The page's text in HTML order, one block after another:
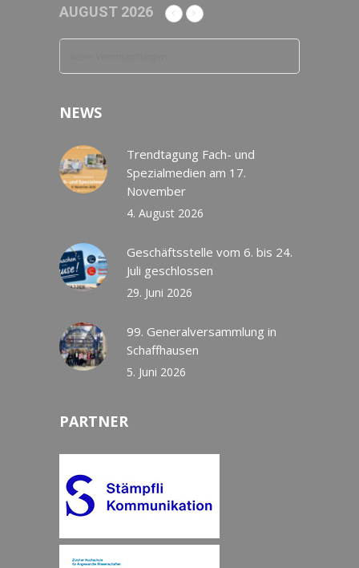
AUGUST 2026
NEWS
Trendtagung Fach- und
Spezialmedien am 17.
November
4. August 2026
Geschäftsstelle vom 6. bis 24.
Juli geschlossen
29. Juni 2026
99. Generalversammlung in
Schaffhausen
5. Juni 2026
PARTNER